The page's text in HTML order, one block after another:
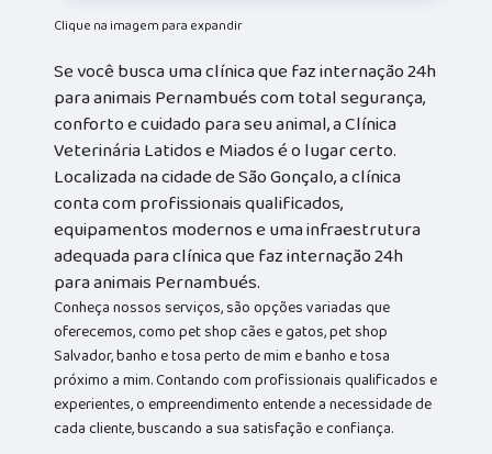
Clique na imagem para expandir
Se você busca uma clínica que faz internação 24h
para animais Pernambués com total segurança,
conforto e cuidado para seu animal, a Clínica
Veterinária Latidos e Miados é o lugar certo.
Localizada na cidade de São Gonçalo, a clínica
conta com profissionais qualificados,
equipamentos modernos e uma infraestrutura
adequada para clínica que faz internação 24h
para animais Pernambués.
Conheça nossos serviços, são opções variadas que
oferecemos, como pet shop cães e gatos, pet shop
Salvador, banho e tosa perto de mim e banho e tosa
próximo a mim. Contando com profissionais qualificados e
experientes, o empreendimento entende a necessidade de
cada cliente, buscando a sua satisfação e confiança.